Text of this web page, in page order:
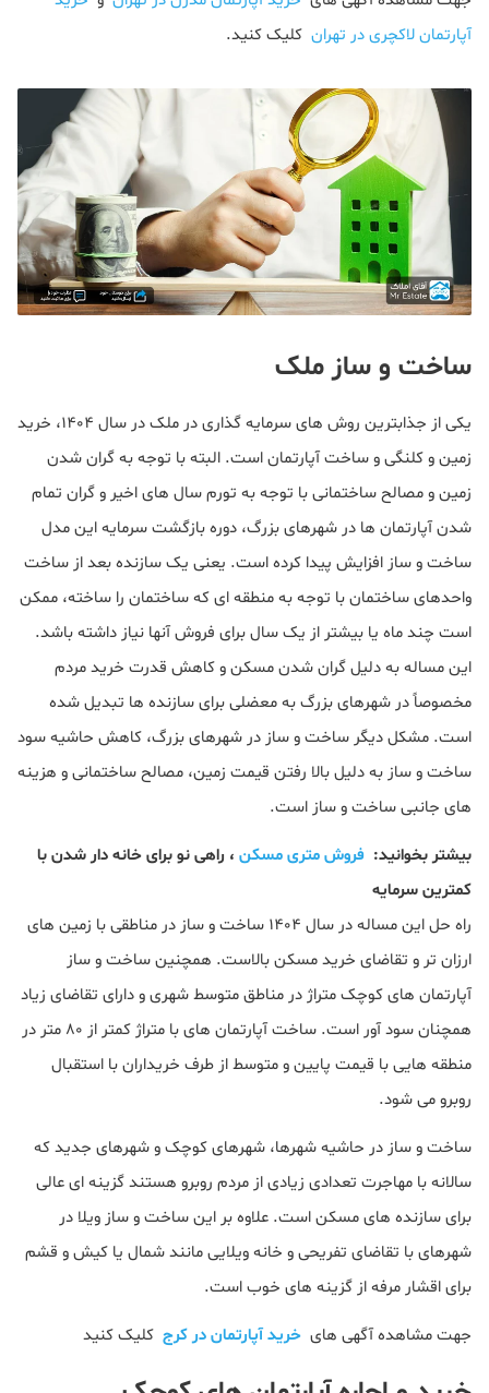
آپارتمان لاکچری در تهران کلیک کنید.
ساخت و ساز ملک
یکی از جذابترین روش های سرمایه گذاری در ملک در سال 1404، خرید
زمین و کلنگی و ساخت آپارتمان است. البته با توجه به گران شدن
زمین و مصالح ساختمانی با توجه به تورم سال های اخیر و گران تمام
شدن آپارتمان ها در شهرهای بزرگ، دوره بازگشت سرمایه این مدل
ساخت و ساز افزایش پیدا کرده است. یعنی یک سازنده بعد از ساخت
واحدهای ساختمان با توجه به منطقه ای که ساختمان را ساخته، ممکن
است چند ماه یا بیشتر از یک سال برای فروش آنها نیاز داشته باشد.
این مساله به دلیل گران شدن مسکن و کاهش قدرت خرید مردم
مخصوصاً در شهرهای بزرگ به معضلی برای سازنده ها تبدیل شده
است. مشکل دیگر ساخت و ساز در شهرهای بزرگ، کاهش حاشیه سود
ساخت و ساز به دلیل بالا رفتن قیمت زمین، مصالح ساختمانی و هزینه
های جانبی ساخت و ساز است.
بیشتر بخوانید: فروش متری مسکن ، راهی نو برای خانه دار شدن با
کمترین سرمایه
راه حل این مساله در سال 1404 ساخت و ساز در مناطقی با زمین های
ارزان تر و تقاضای خرید مسکن بالاست. همچنین ساخت و ساز
آپارتمان های کوچک متراژ در مناطق متوسط شهری و دارای تقاضای زیاد
همچنان سود آور است. ساخت آپارتمان های با متراژ کمتر از 80 متر در
منطقه هایی با قیمت پایین و متوسط از طرف خریداران با استقبال
روبرو می شود.
ساخت و ساز در حاشیه شهرها، شهرهای کوچک و شهرهای جدید که
سالانه با مهاجرت تعدادی زیادی از مردم روبرو هستند گزینه ای عالی
برای سازنده های مسکن است. علاوه بر این ساخت و ساز ویلا در
شهرهای با تقاضای تفریحی و خانه ویلایی مانند شمال یا کیش و قشم
برای اقشار مرفه از گزینه های خوب است.
جهت مشاهده آگهی های خرید آپارتمان در کرج کلیک کنید